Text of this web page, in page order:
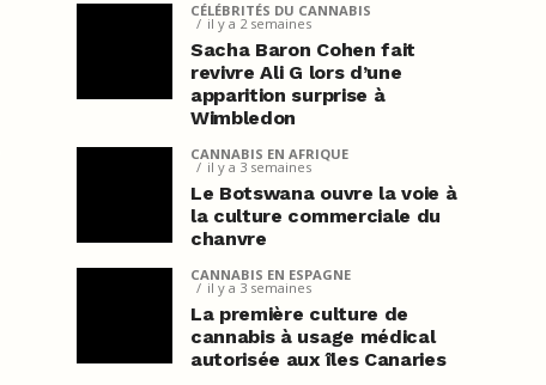
CÉLÉBRITÉS DU CANNABIS
il y a 2 semaines
Sacha Baron Cohen fait
revivre Ali G lors d’une
apparition surprise à
Wimbledon
CANNABIS EN AFRIQUE
il y a 3 semaines
Le Botswana ouvre la voie à
la culture commerciale du
chanvre
CANNABIS EN ESPAGNE
il y a 3 semaines
La première culture de
cannabis à usage médical
autorisée aux îles Canaries